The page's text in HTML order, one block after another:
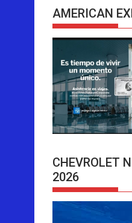
AMERICAN
CHEVROLET
2026